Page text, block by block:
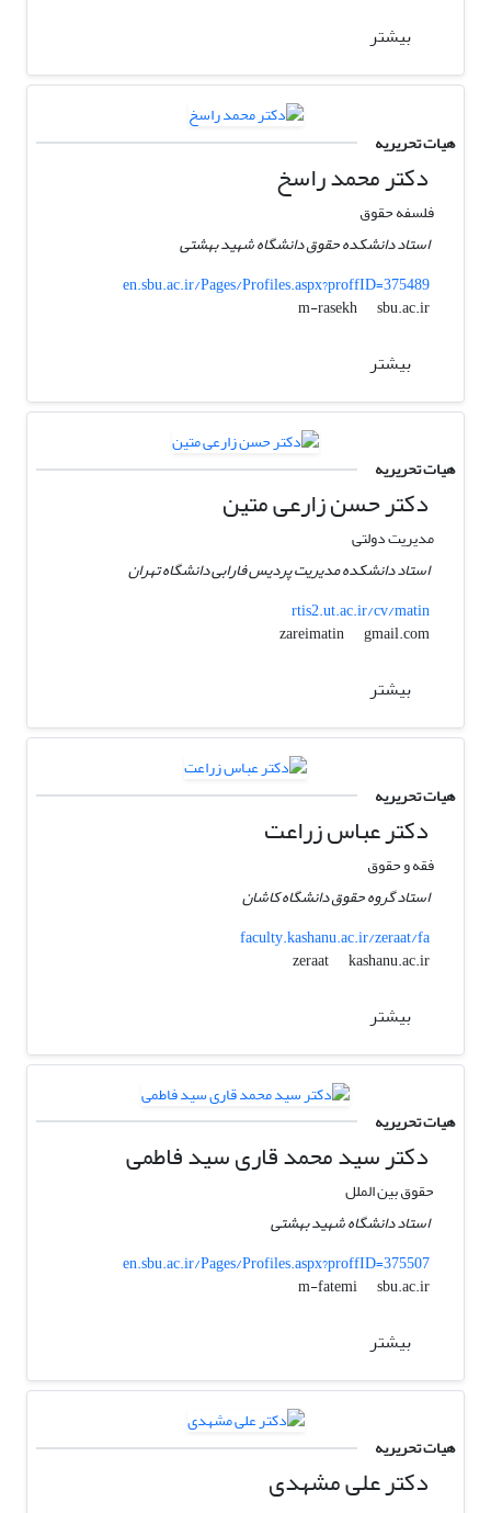
بیشتر
هیات تحریریه
دکتر محمد راسخ
فلسفه حقوق
استاد دانشکده حقوق دانشگاه شهید بهشتی
en.sbu.ac.ir/Pages/Profiles.aspx?proffID=375489
m-rasekh
sbu.ac.ir
بیشتر
هیات تحریریه
دکتر حسن زارعی متین
مدیریت دولتی
استاد دانشکده مدیریت پردیس فارابی دانشگاه تهران
rtis2.ut.ac.ir/cv/matin
zareimatin
gmail.com
بیشتر
هیات تحریریه
دکتر عباس زراعت
فقه و حقوق
استاد گروه حقوق دانشگاه کاشان
faculty.kashanu.ac.ir/zeraat/fa
zeraat
kashanu.ac.ir
بیشتر
هیات تحریریه
دکتر سید محمد قاری سید فاطمی
حقوق بین الملل
استاد دانشگاه شهید بهشتی
en.sbu.ac.ir/Pages/Profiles.aspx?proffID=375507
m-fatemi
sbu.ac.ir
بیشتر
هیات تحریریه
دکتر علی مشهدی